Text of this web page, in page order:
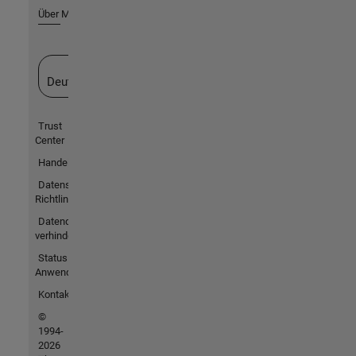
Über MathWorks
Deutschland
Trust
Center
Handelsmarken
Datenschutz-
Richtlinien
Datendiebstahl
verhindern
Status von
Anwendungen
Kontakt
©
1994-
2026